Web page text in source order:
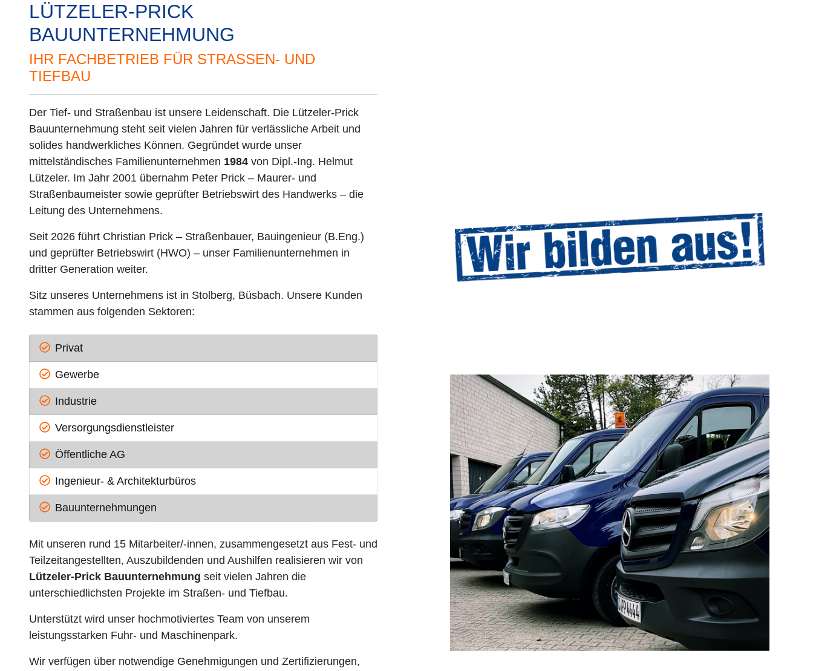
LÜTZELER-PRICK
BAUUNTERNEHMUNG
IHR FACHBETRIEB FÜR STRASSEN- UND T
IEFBAU
Der Tief- und Straßenbau ist unsere Leidenschaft. Die Lützeler-Prick
Bauunternehmung steht seit vielen Jahren für verlässliche Arbeit und
solides handwerkliches Können. Gegründet wurde unser
mittelständisches Familienunternehmen 1984 von Dipl.-Ing. Helmut
Lützeler. Im Jahr 2001 übernahm Peter Prick – Maurer- und
Straßenbaumeister sowie geprüfter Betriebswirt des Handwerks – die
Leitung des Unternehmens.
Seit 2026 führt Christian Prick – Straßenbauer, Bauingenieur (B.Eng.)
und geprüfter Betriebswirt (HWO) – unser Familienunternehmen in
dritter Generation weiter.
Sitz unseres Unternehmens ist in Stolberg, Büsbach. Unsere Kunden
stammen aus folgenden Sektoren:
Privat
Gewerbe
Industrie
Versorgungsdienstleister
Öffentliche AG
Ingenieur- & Architekturbüros
Bauunternehmungen
Mit unseren rund 15 Mitarbeiter/-innen, zusammengesetzt aus Fest- und
Teilzeitangestellten, Auszubildenden und Aushilfen realisieren wir von
Lützeler-Prick Bauunternehmung seit vielen Jahren die
unterschiedlichsten Projekte im Straßen- und Tiefbau.
Unterstützt wird unser hochmotiviertes Team von unserem
leistungsstarken Fuhr- und Maschinenpark.
Wir verfügen über notwendige Genehmigungen und Zertifizierungen,